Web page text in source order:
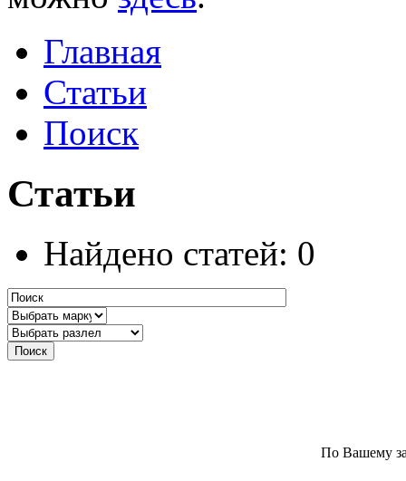
Главная
Статьи
Поиск
Статьи
Найдено статей: 0
По Вашему